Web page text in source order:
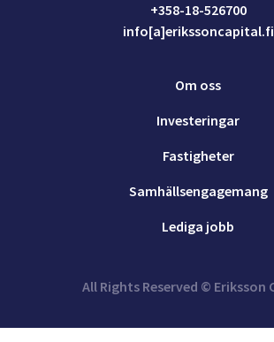
+358-18-526700
info[a]erikssoncapital.fi
Om oss
Investeringar
Fastigheter
Samhällsengagemang
Lediga jobb
All Rights Reserved © Eriksson